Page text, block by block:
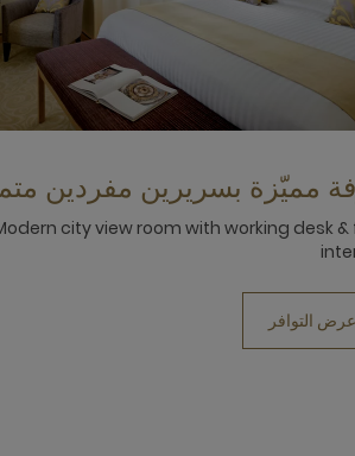
مميّزة بسريرين مفردين
city view room with working desk &
عرض التوافر